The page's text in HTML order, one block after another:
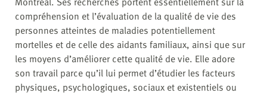
compréhension et l’évaluation de la qualité de vie des
personnes atteintes de maladies potentiellement
mortelles et de celle des aidants familiaux, ainsi que sur
les moyens d’améliorer cette qualité de vie. Elle adore
son travail parce qu’il lui permet d’étudier les facteurs
physiques, psychologiques, sociaux et existentiels ou